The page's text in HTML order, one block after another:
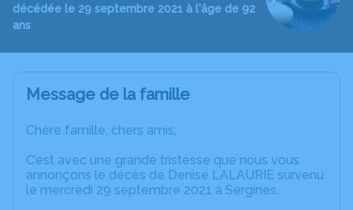
décédée le 29 septembre 2021 à l'âge de 92
ans
Message de la famille
Chère famille, chers amis,
C’est avec une grande tristesse que nous vous
annonçons le décès de Denise LALAURIE survenu
le mercredi 29 septembre 2021 à Sergines.